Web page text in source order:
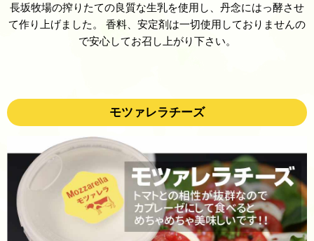
長坂牧場の搾りたての良質な生乳を使用し、丹念にはっ酵させ
て作り上げました。 香料、安定剤は一切使用しておりませんの
で安心してお召し上がり下さい。
モツァレラチーズ